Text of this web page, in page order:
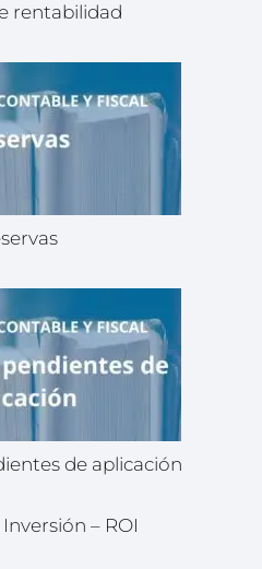
rentabilidad
de aplicación
– ROI